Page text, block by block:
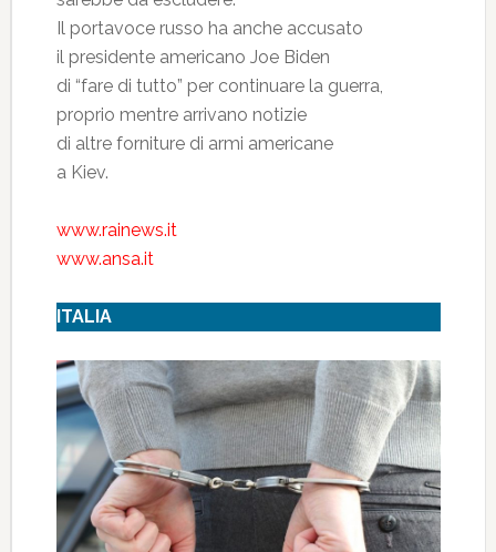
Il portavoce russo ha anche accusato
il presidente americano Joe Biden
di “fare di tutto” per continuare la guerra,
proprio mentre arrivano notizie
di altre forniture di armi americane
a Kiev.
www.rainews.it
www.ansa.it
ITALIA